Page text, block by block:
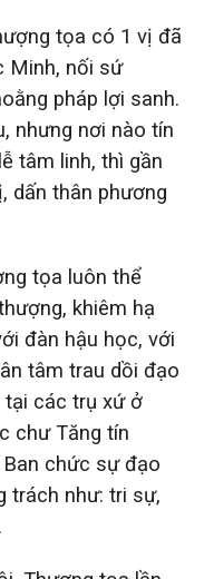
tọa có 1 vị đã
Minh, nối sứ
pháp lợi sanh.
nhưng nơi nào tín
tâm linh, thì gần
dấn thân phương
tọa luôn thể
khiêm hạ
đàn hậu học, với
tâm trau dồi đạo
tại các trụ xứ ở
chư Tăng tín
chức sự đạo
trách như: tri sự,